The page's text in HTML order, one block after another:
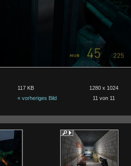
117 KB 1280 x 1024
« vorheriges Bild 11 von 11